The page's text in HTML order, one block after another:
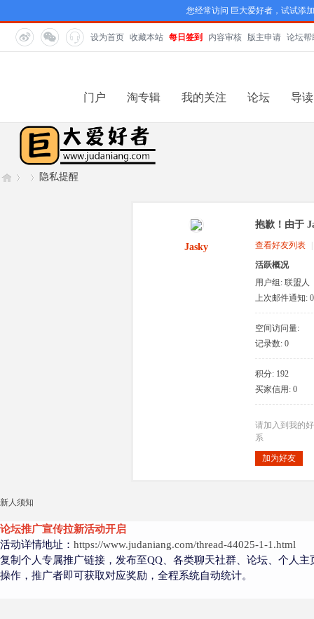
您经常访问 巨大爱好者，试试添
设为首页 收藏本站 每日签到 内容审核 版主申请 论坛帮
门户 淘专辑 我的关注 论坛 导读
隐私提醒
Jasky
抱歉！由于
查看好友列表
活跃概况
用户组: 联盟人
类
上次邮件通知: 0
空间访问量:
14093
记录数: 0
积分: 192
买家信用: 0
请加入到我的
系
加为好友
新人须知
论坛推广宣传拉新活动开启
活动详情地址： https://www.judaniang.com/thread-44025-1-1.html
复制个人专属推广链接，发布至QQ、各类聊天社群、论坛、个人
操作，推广者即可获取对应奖励，全程系统自动统计。